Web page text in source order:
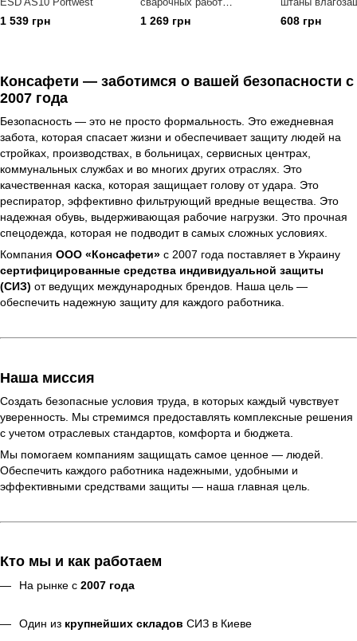
1 539 грн
PORTWEST SW10
1 269 грн
PORTWEST
608 грн
Консафети — заботимся о вашей безопасности с
2007 года
Безопасность — это не просто формальность. Это ежедневная
забота, которая спасает жизни и обеспечивает защиту людей на
стройках, производствах, в больницах, сервисных центрах,
коммунальных службах и во многих других отраслях. Это
качественная каска, которая защищает голову от удара. Это
респиратор, эффективно фильтрующий вредные вещества. Это
надежная обувь, выдерживающая рабочие нагрузки. Это прочная
спецодежда, которая не подводит в самых сложных условиях.
Компания ООО «Консафети» с 2007 года поставляет в Украину
сертифицированные средства индивидуальной защиты
(СИЗ) от ведущих международных брендов. Наша цель —
обеспечить надежную защиту для каждого работника.
Наша миссия
Создать безопасные условия труда, в которых каждый чувствует
уверенность. Мы стремимся предоставлять комплексные решения
с учетом отраслевых стандартов, комфорта и бюджета.
Мы помогаем компаниям защищать самое ценное — людей.
Обеспечить каждого работника надежными, удобными и
эффективными средствами защиты — наша главная цель.
Кто мы и как работаем
На рынке с 2007 года
Один из крупнейших складов СИЗ в Киеве